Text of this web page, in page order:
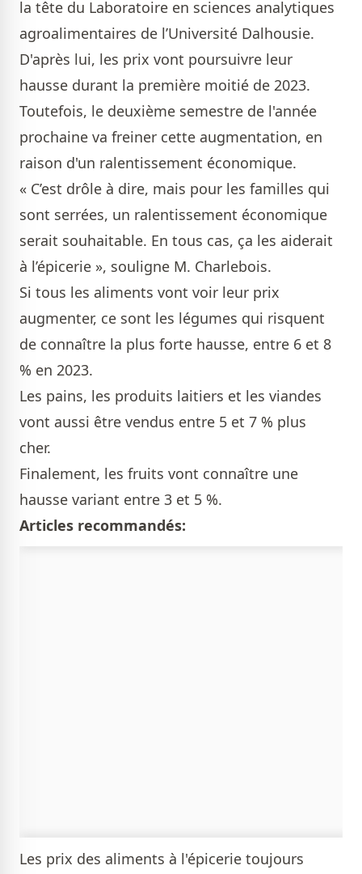
la tête du Laboratoire en sciences analytiques
agroalimentaires de l’Université Dalhousie.
D'après lui, les prix vont poursuivre leur
hausse durant la première moitié de 2023.
Toutefois, le deuxième semestre de l'année
prochaine va freiner cette augmentation, en
raison d'un ralentissement économique.
« C’est drôle à dire, mais pour les familles qui
sont serrées, un ralentissement économique
serait souhaitable. En tous cas, ça les aiderait
à l’épicerie », souligne M. Charlebois.
Si tous les aliments vont voir leur prix
augmenter, ce sont les légumes qui risquent
de connaître la plus forte hausse, entre 6 et 8
% en 2023.
Les pains, les produits laitiers et les viandes
vont aussi être vendus entre 5 et 7 % plus
cher.
Finalement, les fruits vont connaître une
hausse variant entre 3 et 5 %.
Articles recommandés:
Les prix des aliments à l'épicerie toujours